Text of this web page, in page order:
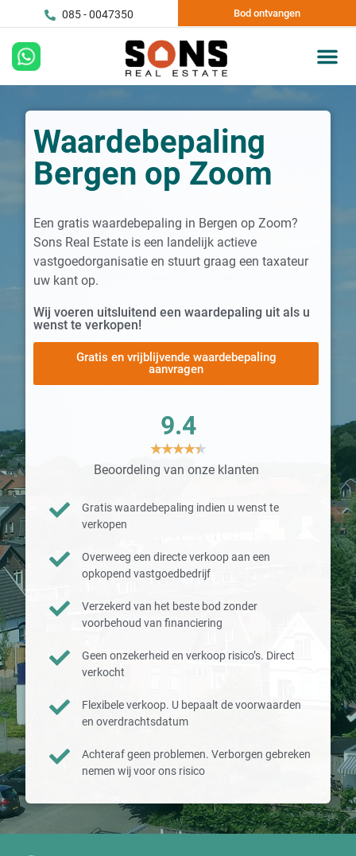
085 - 0047350 Bod ontvangen
Waardebepaling
Bergen op Zoom
Een gratis waardebepaling in Bergen op Zoom?
Sons Real Estate is een landelijk actieve
vastgoedorganisatie en stuurt graag een taxateur
uw kant op.
Wij voeren uitsluitend een waardepaling uit als u
wenst te verkopen!
Gratis en vrijblijvende waardebepaling
aanvragen
9.4
★★★★★
Beoordeling van onze klanten
Gratis waardebepaling indien u wenst te
verkopen
Overweeg een directe verkoop aan een
opkopend vastgoedbedrijf
Verzekerd van het beste bod zonder
voorbehoud van financiering
Geen onzekerheid en verkoop risico’s. Direct
verkocht
Flexibele verkoop. U bepaalt de voorwaarden
en overdrachtsdatum
Achteraf geen problemen. Verborgen gebreken
nemen wij voor ons risico